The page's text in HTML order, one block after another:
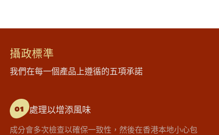
攝政標準
我們在每一個產品上遵循的五項承諾
01 處理以增添風味
成分會多次檢查以確保一致性，然後在香港本地小心包